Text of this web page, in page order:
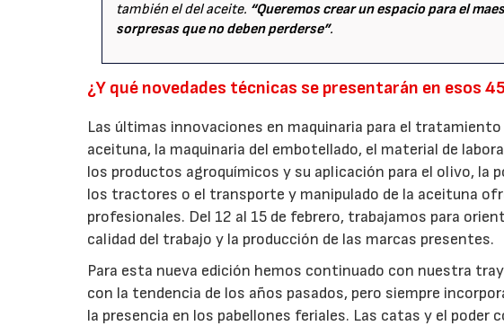
también el del aceite. “Queremos crear un espacio para el
sorpresas que no deben perderse”.
¿Y qué novedades técnicas se presentarán en esos
Las últimas innovaciones en maquinaria para el
aceituna, la maquinaria del embotellado, el material de
los productos agroquímicos y su aplicación para el olivo, la
los tractores o el transporte y manipulado de la aceituna
profesionales. Del 12 al 15 de febrero, trabajamos para
calidad del trabajo y la producción de las marcas presentes.
Para esta nueva edición hemos continuado con nuestra
con la tendencia de los años pasados, pero siempre
la presencia en los pabellones feriales. Las catas y el poder